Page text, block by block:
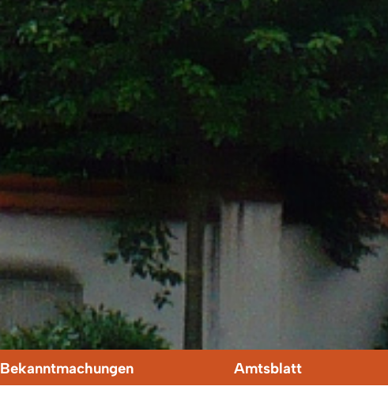
Bekanntmachungen Amtsblatt